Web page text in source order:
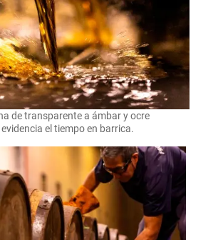
de transparente a ámbar y ocre
el tiempo en barrica.